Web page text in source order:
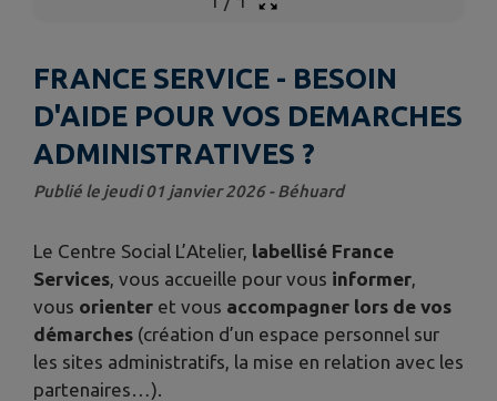
FRANCE SERVICE - BESOIN
D'AIDE POUR VOS DEMARCHES
ADMINISTRATIVES ?
Publié le jeudi 01 janvier 2026 - Béhuard
Le Centre Social L’Atelier, labellisé France
Services, vous accueille pour vous informer,
vous orienter et vous accompagner lors de vos
démarches (création d’un espace personnel sur
les sites administratifs, la mise en relation avec les
partenaires…).